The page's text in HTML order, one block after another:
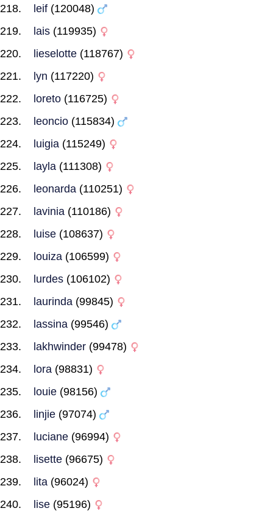
leif (120048)
lais (119935)
lieselotte (118767)
lyn (117220)
loreto (116725)
leoncio (115834)
luigia (115249)
layla (111308)
leonarda (110251)
lavinia (110186)
luise (108637)
louiza (106599)
lurdes (106102)
laurinda (99845)
lassina (99546)
lakhwinder (99478)
lora (98831)
louie (98156)
linjie (97074)
luciane (96994)
lisette (96675)
lita (96024)
lise (95196)